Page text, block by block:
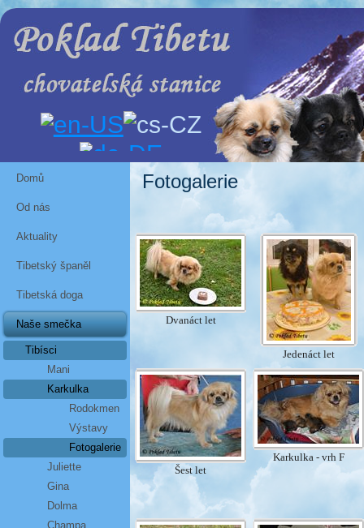
Domů
Od nás
Aktuality
Tibetský španěl
Tibetská doga
Naše smečka
Tibísci
Mani
Karkulka
Rodokmen
Výstavy
Fotogalerie
Juliette
Gina
Dolma
Champa
Fotogalerie
Dvanáct let
Jedenáct let
Šest let
Karkulka - vrh F